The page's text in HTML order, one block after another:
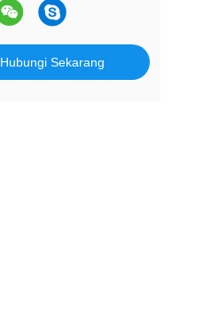
Hubungi Sekarang